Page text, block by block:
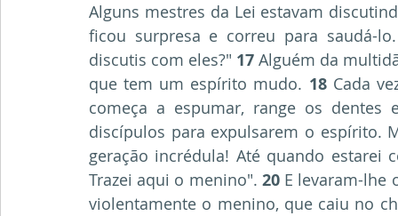
Alguns mestres da Lei estavam
ficou surpresa e correu para saudá-lo.
discutis com eles?" 17 Alguém da
que tem um espírito mudo. 18 Cada
começa a espumar, range os
discípulos para expulsarem o espírito.
geração incrédula! Até quando estarei
Trazei aqui o menino". 20 E levaram-lhe